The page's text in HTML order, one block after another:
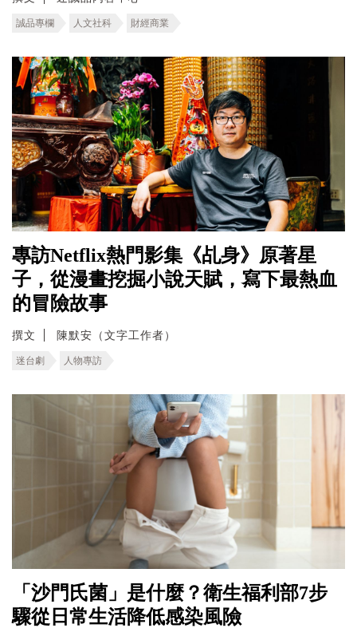
誠品專欄 人文社科 財經商業
專訪Netflix熱門影集《乩身》原著星
子，從漫畫挖掘小說天賦，寫下最熱血
的冒險故事
撰文 陳默安（文字工作者）
迷台劇 人物專訪
「沙門氏菌」是什麼？衛生福利部7步
驟從日常生活降低感染風險